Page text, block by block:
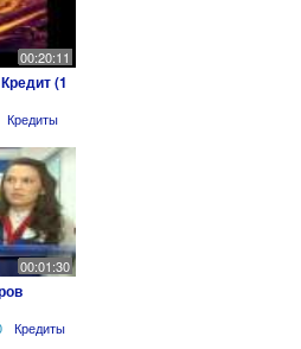
00:20:11
(1
Кредиты
00:01:30
Кредиты